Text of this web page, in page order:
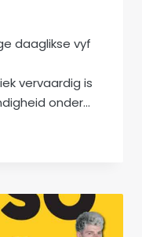
daaglikse vyf
vervaardig is
onder…